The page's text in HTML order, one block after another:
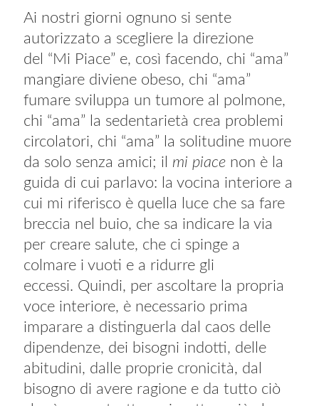
Ai nostri giorni ognuno si sente
autorizzato a scegliere la direzione
del “Mi Piace” e, così facendo, chi “ama”
mangiare diviene obeso, chi “ama”
fumare sviluppa un tumore al polmone,
chi “ama” la sedentarietà crea problemi
circolatori, chi “ama” la solitudine muore
da solo senza amici; il mi piace non è la
guida di cui parlavo: la vocina interiore a
cui mi riferisco è quella luce che sa fare
breccia nel buio, che sa indicare la via
per creare salute, che ci spinge a
colmare i vuoti e a ridurre gli
eccessi. Quindi, per ascoltare la propria
voce interiore, è necessario prima
imparare a distinguerla dal caos delle
dipendenze, dei bisogni indotti, delle
abitudini, dalle proprie cronicità, dal
bisogno di avere ragione e da tutto ciò